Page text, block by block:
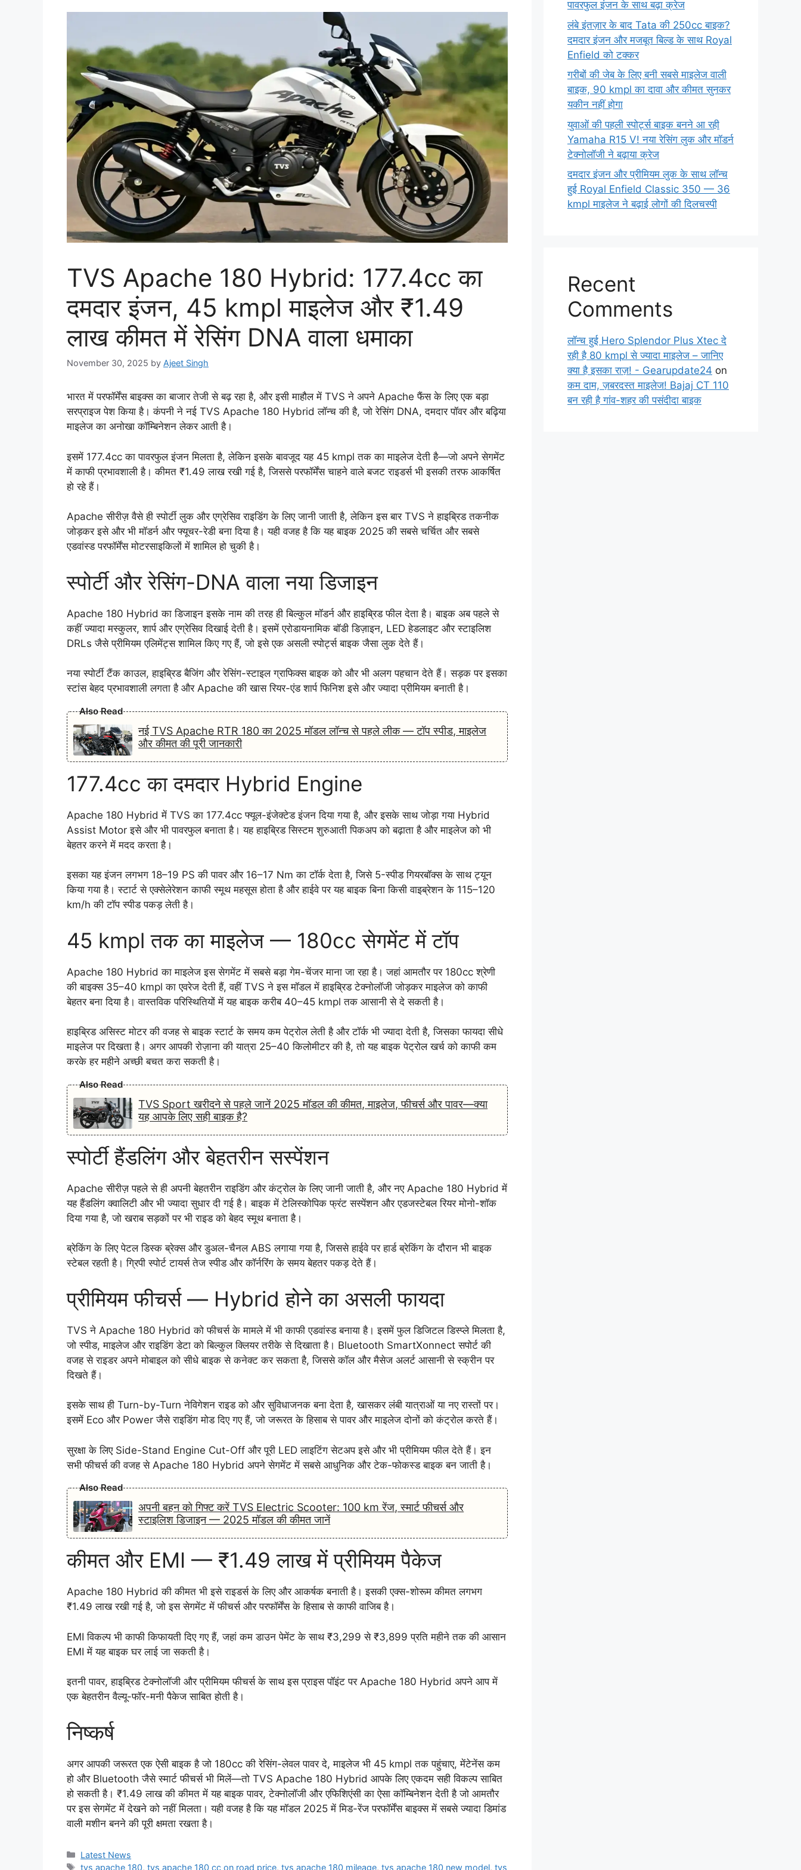
TVS Apache 180 Hybrid: 177.4cc का
दमदार इंजन, 45 kmpl माइलेज और ₹1.49
लाख कीमत में रेसिंग DNA वाला धमाका
November 30, 2025 by Ajeet Singh
भारत में परफॉर्मेंस बाइक्स का बाजार तेजी से बढ़ रहा है, और इसी माहौल में TVS ने अपने Apache फैंस के लिए एक बड़ा
सरप्राइज पेश किया है। कंपनी ने नई TVS Apache 180 Hybrid लॉन्च की है, जो रेसिंग DNA, दमदार पॉवर और बढ़िया
माइलेज का अनोखा कॉम्बिनेशन लेकर आती है।
इसमें 177.4cc का पावरफुल इंजन मिलता है, लेकिन इसके बावजूद यह 45 kmpl तक का माइलेज देती है—जो अपने सेगमेंट
में काफी प्रभावशाली है। कीमत ₹1.49 लाख रखी गई है, जिससे परफॉर्मेंस चाहने वाले बजट राइडर्स भी इसकी तरफ आकर्षित
हो रहे हैं।
Apache सीरीज़ वैसे ही स्पोर्टी लुक और एग्रेसिव राइडिंग के लिए जानी जाती है, लेकिन इस बार TVS ने हाइब्रिड तकनीक
जोड़कर इसे और भी मॉडर्न और फ्यूचर-रेडी बना दिया है। यही वजह है कि यह बाइक 2025 की सबसे चर्चित और सबसे
एडवांस्ड परफॉर्मेंस मोटरसाइकिलों में शामिल हो चुकी है।
स्पोर्टी और रेसिंग-DNA वाला नया डिजाइन
Apache 180 Hybrid का डिजाइन इसके नाम की तरह ही बिल्कुल मॉडर्न और हाइब्रिड फील देता है। बाइक अब पहले से
कहीं ज्यादा मस्कुलर, शार्प और एग्रेसिव दिखाई देती है। इसमें एरोडायनामिक बॉडी डिज़ाइन, LED हेडलाइट और स्टाइलिश
DRLs जैसे प्रीमियम एलिमेंट्स शामिल किए गए हैं, जो इसे एक असली स्पोर्ट्स बाइक जैसा लुक देते हैं।
नया स्पोर्टी टैंक काउल, हाइब्रिड बैजिंग और रेसिंग-स्टाइल ग्राफिक्स बाइक को और भी अलग पहचान देते हैं। सड़क पर इसका
स्टांस बेहद प्रभावशाली लगता है और Apache की खास रियर-एंड शार्प फिनिश इसे और ज्यादा प्रीमियम बनाती है।
Also Read
नई TVS Apache RTR 180 का 2025 मॉडल लॉन्च से पहले लीक — टॉप स्पीड, माइलेज
और कीमत की पूरी जानकारी
177.4cc का दमदार Hybrid Engine
Apache 180 Hybrid में TVS का 177.4cc फ्यूल-इंजेक्टेड इंजन दिया गया है, और इसके साथ जोड़ा गया Hybrid
Assist Motor इसे और भी पावरफुल बनाता है। यह हाइब्रिड सिस्टम शुरुआती पिकअप को बढ़ाता है और माइलेज को भी
बेहतर करने में मदद करता है।
इसका यह इंजन लगभग 18–19 PS की पावर और 16–17 Nm का टॉर्क देता है, जिसे 5-स्पीड गियरबॉक्स के साथ ट्यून
किया गया है। स्टार्ट से एक्सेलेरेशन काफी स्मूथ महसूस होता है और हाईवे पर यह बाइक बिना किसी वाइब्रेशन के 115–120
km/h की टॉप स्पीड पकड़ लेती है।
45 kmpl तक का माइलेज — 180cc सेगमेंट में टॉप
Apache 180 Hybrid का माइलेज इस सेगमेंट में सबसे बड़ा गेम-चेंजर माना जा रहा है। जहां आमतौर पर 180cc श्रेणी
की बाइक्स 35–40 kmpl का एवरेज देती हैं, वहीं TVS ने इस मॉडल में हाइब्रिड टेक्नोलॉजी जोड़कर माइलेज को काफी
बेहतर बना दिया है। वास्तविक परिस्थितियों में यह बाइक करीब 40–45 kmpl तक आसानी से दे सकती है।
हाइब्रिड असिस्ट मोटर की वजह से बाइक स्टार्ट के समय कम पेट्रोल लेती है और टॉर्क भी ज्यादा देती है, जिसका फायदा सीधे
माइलेज पर दिखता है। अगर आपकी रोज़ाना की यात्रा 25–40 किलोमीटर की है, तो यह बाइक पेट्रोल खर्च को काफी कम
करके हर महीने अच्छी बचत करा सकती है।
Also Read
TVS Sport खरीदने से पहले जानें 2025 मॉडल की कीमत, माइलेज, फीचर्स और पावर—क्या
यह आपके लिए सही बाइक है?
स्पोर्टी हैंडलिंग और बेहतरीन सस्पेंशन
Apache सीरीज़ पहले से ही अपनी बेहतरीन राइडिंग और कंट्रोल के लिए जानी जाती है, और नए Apache 180 Hybrid में
यह हैंडलिंग क्वालिटी और भी ज्यादा सुधार दी गई है। बाइक में टेलिस्कोपिक फ्रंट सस्पेंशन और एडजस्टेबल रियर मोनो-शॉक
दिया गया है, जो खराब सड़कों पर भी राइड को बेहद स्मूथ बनाता है।
ब्रेकिंग के लिए पेटल डिस्क ब्रेक्स और डुअल-चैनल ABS लगाया गया है, जिससे हाईवे पर हार्ड ब्रेकिंग के दौरान भी बाइक
स्टेबल रहती है। ग्रिपी स्पोर्ट टायर्स तेज स्पीड और कॉर्नरिंग के समय बेहतर पकड़ देते हैं।
प्रीमियम फीचर्स — Hybrid होने का असली फायदा
TVS ने Apache 180 Hybrid को फीचर्स के मामले में भी काफी एडवांस्ड बनाया है। इसमें फुल डिजिटल डिस्प्ले मिलता है,
जो स्पीड, माइलेज और राइडिंग डेटा को बिल्कुल क्लियर तरीके से दिखाता है। Bluetooth SmartXonnect सपोर्ट की
वजह से राइडर अपने मोबाइल को सीधे बाइक से कनेक्ट कर सकता है, जिससे कॉल और मैसेज अलर्ट आसानी से स्क्रीन पर
दिखते हैं।
इसके साथ ही Turn-by-Turn नेविगेशन राइड को और सुविधाजनक बना देता है, खासकर लंबी यात्राओं या नए रास्तों पर।
इसमें Eco और Power जैसे राइडिंग मोड दिए गए हैं, जो जरूरत के हिसाब से पावर और माइलेज दोनों को कंट्रोल करते हैं।
सुरक्षा के लिए Side-Stand Engine Cut-Off और पूरी LED लाइटिंग सेटअप इसे और भी प्रीमियम फील देते हैं। इन
सभी फीचर्स की वजह से Apache 180 Hybrid अपने सेगमेंट में सबसे आधुनिक और टेक-फोकस्ड बाइक बन जाती है।
Also Read
अपनी बहन को गिफ्ट करें TVS Electric Scooter: 100 km रेंज, स्मार्ट फीचर्स और
स्टाइलिश डिजाइन — 2025 मॉडल की कीमत जानें
कीमत और EMI — ₹1.49 लाख में प्रीमियम पैकेज
Apache 180 Hybrid की कीमत भी इसे राइडर्स के लिए और आकर्षक बनाती है। इसकी एक्स-शोरूम कीमत लगभग
₹1.49 लाख रखी गई है, जो इस सेगमेंट में फीचर्स और परफॉर्मेंस के हिसाब से काफी वाजिब है।
EMI विकल्प भी काफी किफायती दिए गए हैं, जहां कम डाउन पेमेंट के साथ ₹3,299 से ₹3,899 प्रति महीने तक की आसान
EMI में यह बाइक घर लाई जा सकती है।
इतनी पावर, हाइब्रिड टेक्नोलॉजी और प्रीमियम फीचर्स के साथ इस प्राइस पॉइंट पर Apache 180 Hybrid अपने आप में
एक बेहतरीन वैल्यू-फॉर-मनी पैकेज साबित होती है।
निष्कर्ष
अगर आपकी जरूरत एक ऐसी बाइक है जो 180cc की रेसिंग-लेवल पावर दे, माइलेज भी 45 kmpl तक पहुंचाए, मेंटेनेंस कम
हो और Bluetooth जैसे स्मार्ट फीचर्स भी मिलें—तो TVS Apache 180 Hybrid आपके लिए एकदम सही विकल्प साबित
हो सकती है। ₹1.49 लाख की कीमत में यह बाइक पावर, टेक्नोलॉजी और एफिशिएंसी का ऐसा कॉम्बिनेशन देती है जो आमतौर
पर इस सेगमेंट में देखने को नहीं मिलता। यही वजह है कि यह मॉडल 2025 में मिड-रेंज परफॉर्मेंस बाइक्स में सबसे ज्यादा डिमांड
वाली मशीन बनने की पूरी क्षमता रखता है।
Categories
Latest News
Tags
tvs apache 180,tvs apache 180 cc on road price,tvs apache 180 mileage,tvs apache 180 new model,tvs
पावरफुल इंजन के साथ बढ़ा क्रेज
लंबे इंतज़ार के बाद Tata की 250cc बाइक?
दमदार इंजन और मजबूत बिल्ड के साथ Royal
Enfield को टक्कर
गरीबों की जेब के लिए बनी सबसे माइलेज वाली
बाइक, 90 kmpl का दावा और कीमत सुनकर
यकीन नहीं होगा
युवाओं की पहली स्पोर्ट्स बाइक बनने आ रही
Yamaha R15 V! नया रेसिंग लुक और मॉडर्न
टेक्नोलॉजी ने बढ़ाया क्रेज
दमदार इंजन और प्रीमियम लुक के साथ लॉन्च
हुई Royal Enfield Classic 350 — 36
kmpl माइलेज ने बढ़ाई लोगों की दिलचस्पी
Recent
Comments
लॉन्च हुई Hero Splendor Plus Xtec दे
रही है 80 kmpl से ज्यादा माइलेज – जानिए
क्या है इसका राज़! - Gearupdate24 on
कम दाम, ज़बरदस्त माइलेज! Bajaj CT 110
बन रही है गांव-शहर की पसंदीदा बाइक